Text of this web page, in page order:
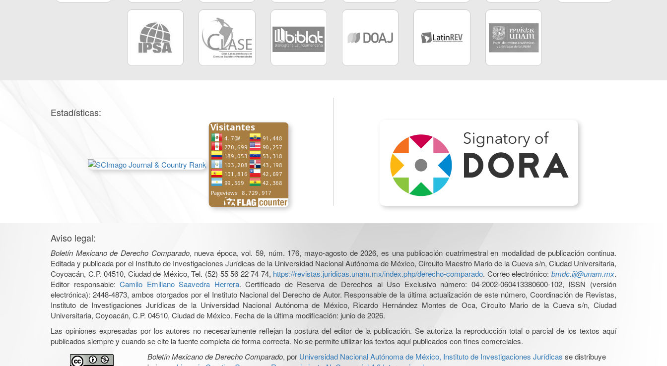
Estadísticas:
Aviso legal:
Boletín Mexicano de Derecho Comparado, nueva época, vol. 59, núm. 176, mayo-agosto de 2026, es una publicación cuatrimestral en modalidad de publicación continua.
Editada y publicada por el Instituto de Investigaciones Jurídicas de la Universidad Nacional Autónoma de México, Circuito Maestro Mario de la Cueva s/n, Ciudad Universitaria,
Coyoacán, C.P. 04510, Ciudad de México, Tel. (52) 55 56 22 74 74, https://revistas.juridicas.unam.mx/index.php/derecho-comparado. Correo electrónico: bmdc.iij@unam.mx.
Editor responsable:Camilo Emiliano Saavedra Herrera. Certificado de Reserva de Derechos al Uso Exclusivo número: 04-2002-060413380600-102, ISSN (versión
electrónica): 2448-4873, ambos otorgados por el Instituto Nacional del Derecho de Autor. Responsable de la última actualización de este número, Coordinación de Revistas,
Instituto de Investigaciones Jurídicas de la Universidad Nacional Autónoma de México, Ricardo Hernández Montes de Oca, Circuito Mario de la Cueva s/n, Ciudad
Universitaria, Coyoacán, C.P. 04510, Ciudad de México. Fecha de la última modificación: junio de 2026.
Las opiniones expresadas por los autores no necesariamente reflejan la postura del editor de la publicación. Se autoriza la reproducción total o parcial de los textos aquí
publicados siempre y cuando se cite la fuente completa de forma correcta. No se permite utilizar los textos aquí publicados con fines comerciales.
Boletín Mexicano de Derecho Comparado, por Universidad Nacional Autónoma de México, Instituto de Investigaciones Jurídicas se distribuye